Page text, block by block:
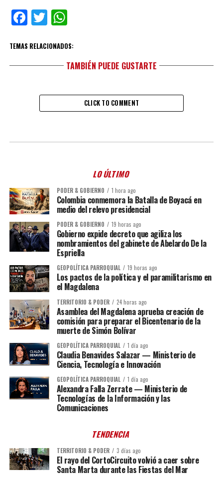
Facebook
TwitterWhatsApp
TEMAS RELACIONADOS:
TAMBIÉN PUEDE GUSTARTE
CLICK TO COMMENT
LO ÚLTIMO
PODER & GOBIERNO 1 hora ago
Colombia conmemora la Batalla de Boyacá en
medio del relevo presidencial
PODER & GOBIERNO 19 horas ago
Gobierno expide decreto que agiliza los
nombramientos del gabinete de Abelardo De la
Espriella
GEOPOLÍTICA PARROQUIAL 19 horas ago
Los pactos de la política y el paramilitarismo en
el Magdalena
TERRITORIO & PODER 24 horas ago
Asamblea del Magdalena aprueba creación de
comisión para preparar el Bicentenario de la
muerte de Simón Bolívar
GEOPOLÍTICA PARROQUIAL 1 día ago
Claudia Benavides Salazar — Ministerio de
Ciencia, Tecnología e Innovación
GEOPOLÍTICA PARROQUIAL 1 día ago
Alexandra Falla Zerrate — Ministerio de
Tecnologías de la Información y las
Comunicaciones
TENDENCIA
TERRITORIO & PODER 3 días ago
El rayo del CortoCircuito volvió a caer sobre
Santa Marta durante las Fiestas del Mar